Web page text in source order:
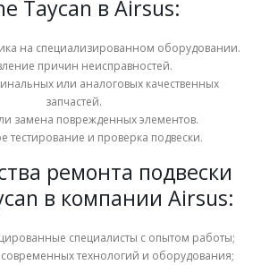
Taycan в Airsus:
на специализированном оборудовании.
причин неисправностей.
или аналоговых качественных
запчастей.
замена поврежденных элементов.
тестирование и проверка подвески.
ремонта подвески
в компании Airsus:
специалисты с опытом работы;
технологий и оборудования;
0 из 5